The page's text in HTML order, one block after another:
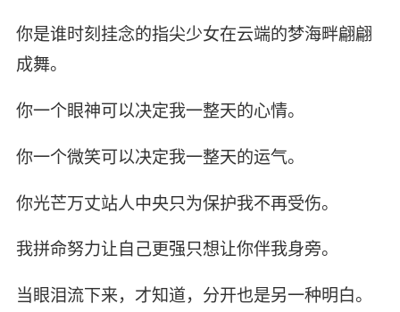
你是谁时刻挂念的指尖少女在云端的梦海畔翩翩
成舞。
你一个眼神可以决定我一整天的心情。
你一个微笑可以决定我一整天的运气。
你光芒万丈站人中央只为保护我不再受伤。
我拼命努力让自己更强只想让你伴我身旁。
当眼泪流下来，才知道，分开也是另一种明白。